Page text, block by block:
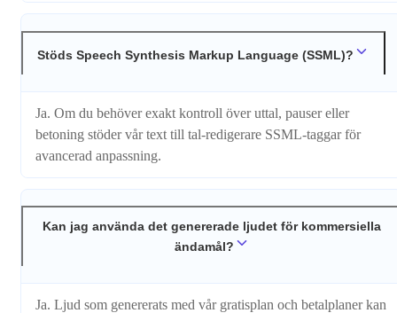
Stöds Speech Synthesis Markup Language (SSML)?
Ja. Om du behöver exakt kontroll över uttal, pauser eller
betoning stöder vår text till tal-redigerare SSML-taggar för
avancerad anpassning.
Kan jag använda det genererade ljudet för kommersiella
ändamål?
Ja. Ljud som genererats med vår gratisplan och betalplaner kan